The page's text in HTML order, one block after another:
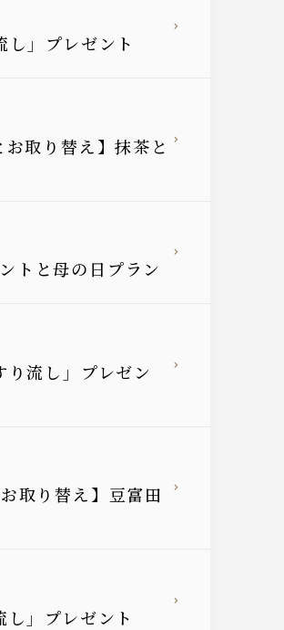
」プレゼント
取り替え】抹茶と
トと母の日プラン
流し」プレゼン
取り替え】豆富田
」プレゼント